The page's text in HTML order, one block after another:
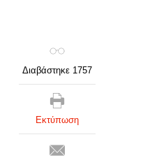
Διαβάστηκε 1757
Εκτύπωση